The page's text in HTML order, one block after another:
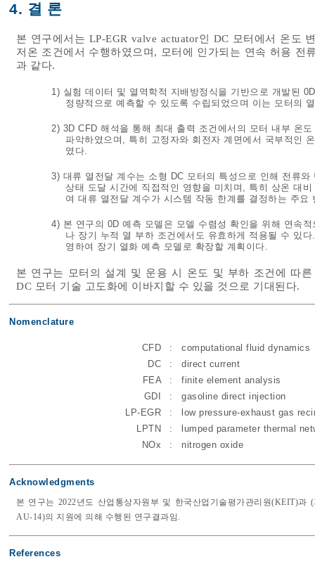
4. 결 론
본 연구에서는 LP-EGR valve actuator인 DC 모터에서 온도
저온 조건에서 수행하였으며, 모터에 인가되는 연속 허용 전
과 같다.
1) 실험 데이터 및 열역학적 지배방정식을 기반으로 개발된
정량적으로 예측할 수 있도록 수립되었으며 이는 모터의
2) 3D CFD 해석을 통해 최대 출력 조건에서의 모터 내부 온
파악하였으며, 특히 고정자와 회전자 계면에서 국부적인
였다.
3) 대류 열전달 계수는 소형 DC 모터의 특성으로 인해 전류
상태 도달 시간에 직접적인 영향을 미치며, 특히 상온 대
여 대류 열전달 계수가 시스템 작동 한계를 결정하는 주요
4) 본 연구의 0D 예측 모델은 모델 수렴성 확인을 위해 연속
나 장기 누적 열 부하 조건에서도 유효하게 적용될 수 있
영하여 장기 열화 예측 모델로 확장할 계획이다.
본 연구는 모터의 설계 및 운용 시 온도 및 부하 조건에 따
DC 모터 기술 고도화에 이바지할 수 있을 것으로 기대된다.
Nomenclature
CFD :
computational fluid dynamics
DC
:
direct current
FEA
:
finite element analysis
GDI
:
gasoline direct injection
LP-EGR
:
low pressure-exhaust gas
LPTN
:
lumped parameter thermal
NOx
: nitrogen oxide
Acknowledgments
본 연구는 2022년도 산업통상자원부 및 한국산업기술평가관리원(KEIT)
AU-14)의 지원에 의해 수행된 연구결과임.
References